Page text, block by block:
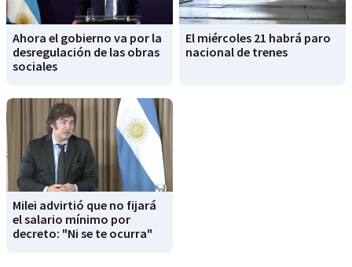
Ahora el gobierno va por la
desregulación de las obras
sociales
El miércoles 21 habrá paro
nacional de trenes
Milei advirtió que no fijará
el salario mínimo por
decreto: "Ni se te ocurra"